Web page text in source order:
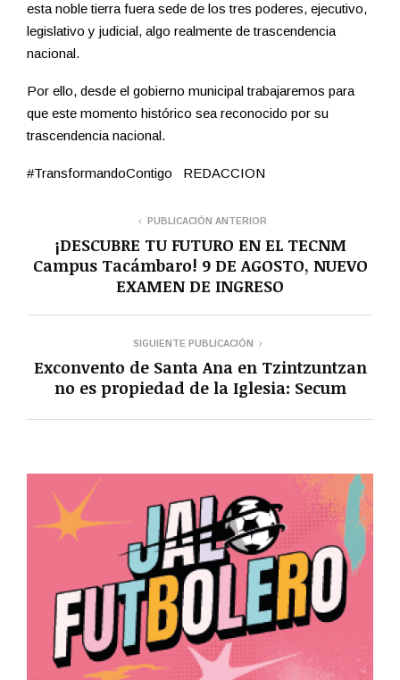
esta noble tierra fuera sede de los tres poderes, ejecutivo,
legislativo y judicial, algo realmente de trascendencia
nacional.
Por ello, desde el gobierno municipal trabajaremos para
que este momento histórico sea reconocido por su
trascendencia nacional.
#TransformandoContigo REDACCION
PUBLICACIÓN ANTERIOR
¡DESCUBRE TU FUTURO EN EL TECNM
Campus Tacámbaro! 9 DE AGOSTO, NUEVO
EXAMEN DE INGRESO
SIGUIENTE PUBLICACIÓN
Exconvento de Santa Ana en Tzintzuntzan
no es propiedad de la Iglesia: Secum